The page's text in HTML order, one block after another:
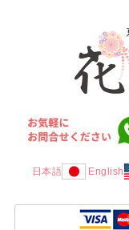
日本語 English